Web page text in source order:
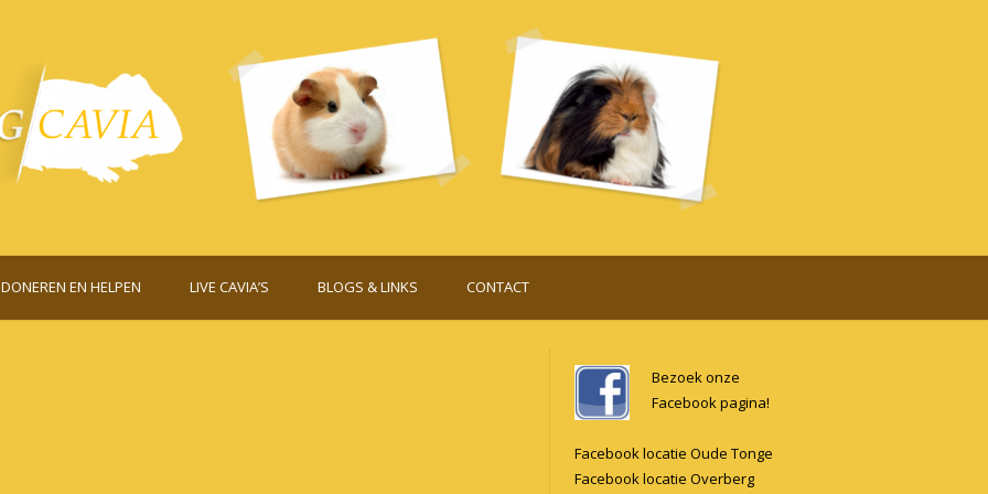
DONEREN EN HELPEN LIVE CAVIA’S BLOGS & LINKS CONTACT
Bezoek onze
Facebook pagina!
Facebook locatie Oude Tonge
Facebook locatie Overberg